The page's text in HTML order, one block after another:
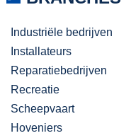
Industriële bedrijven
Installateurs
Reparatiebedrijven
Recreatie
Scheepvaart
Hoveniers